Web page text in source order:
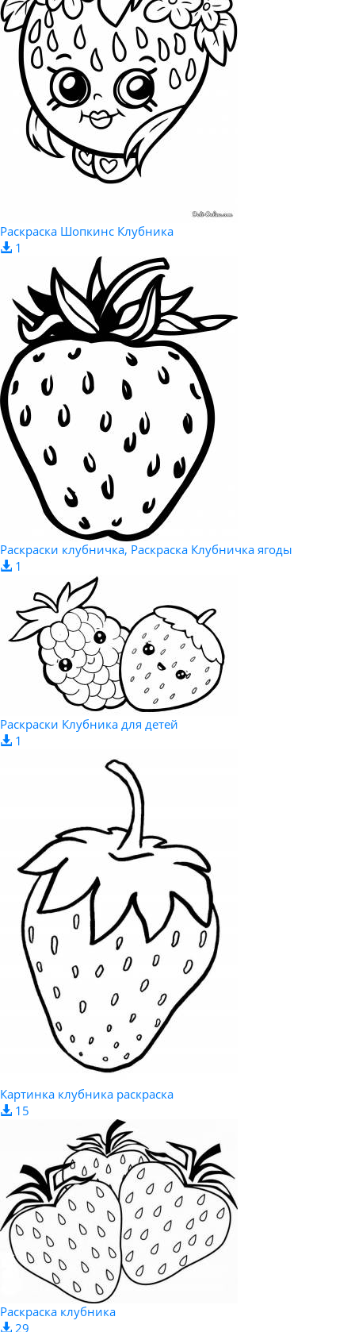
Раскраска Шопкинс Клубника
1
Раскраски клубничка, Раскраска Клубничка ягоды
1
Раскраски Клубника для детей
1
Картинка клубника раскраска
15
Раскраска клубника
29